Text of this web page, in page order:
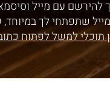
להירשם עם מייל
שתפתחי לך
תוכלי למשל לפתוח